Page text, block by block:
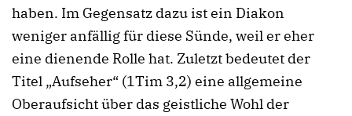
haben. Im Gegensatz dazu ist ein Diakon
weniger anfällig für diese Sünde, weil er eher
eine dienende Rolle hat. Zuletzt bedeutet der
Titel „Aufseher“ (1Tim 3,2) eine allgemeine
Oberaufsicht über das geistliche Wohl der